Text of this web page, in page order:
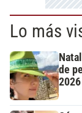
Lo más
de
2026